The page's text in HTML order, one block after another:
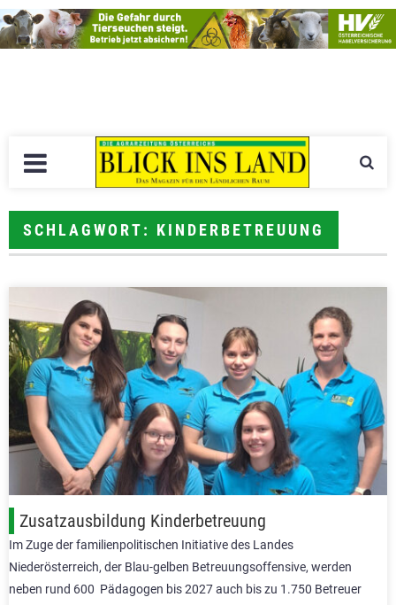
SCHLAGWORT: KINDERBETREUUNG
Zusatzausbildung Kinderbetreuung
Im Zuge der familienpolitischen Initiative des Landes
Niederösterreich, der Blau-gelben Betreuungsoffensive, werden
neben rund 600 Pädagogen bis 2027 auch bis zu 1.750 Betreuer